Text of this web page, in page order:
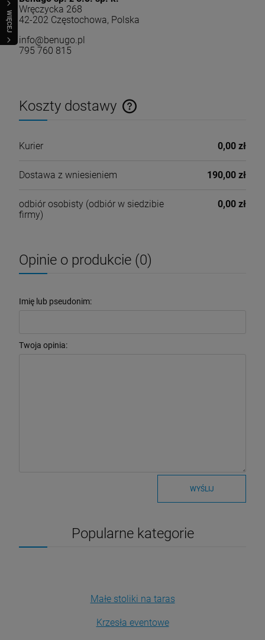
WIĘCEJ
Wręczycka 268
42-202 Częstochowa, Polska
info@benugo.pl
795 760 815
Koszty dostawy
Cena nie zawiera ewentualnych kosztów płatności
Kurier 0,00 zł
Dostawa z wniesieniem 190,00 zł
odbiór osobisty (odbiór w siedzibie
firmy)
0,00 zł
Opinie o produkcie (0)
Imię lub pseudonim:
Twoja opinia:
WYŚLIJ
Popularne kategorie
Małe stoliki na taras
Krzesła eventowe